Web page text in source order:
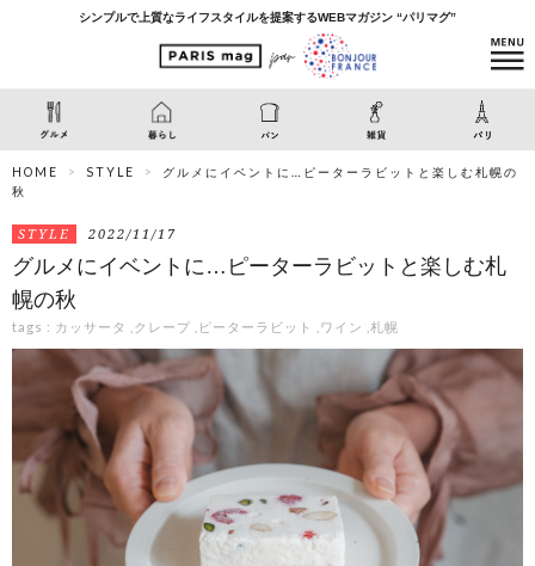
シンプルで上質なライフスタイルを提案するWEBマガジン “パリマグ”
HOME STYLE
グルメにイベントに…ピーターラビットと楽しむ札幌の
秋
STYLE 2022/11/17
グルメにイベントに…ピーターラビットと楽しむ札
幌の秋
tags : カッサータ クレープ ピーターラビット ワイン 札幌